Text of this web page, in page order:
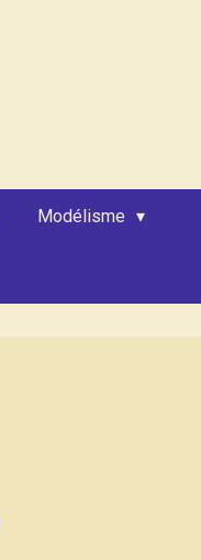
Modélisme